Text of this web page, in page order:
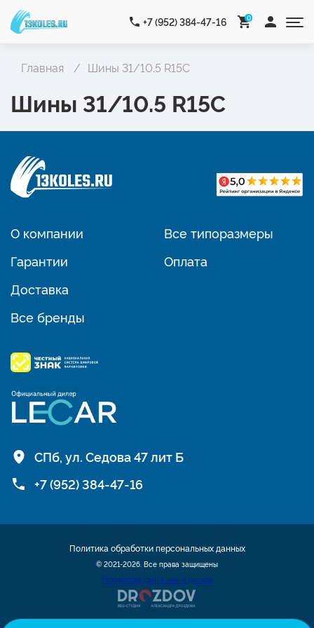
+7 (952) 384-47-16 0
Главная Шины 31/10.5 R15C
Шины 31/10.5 R15C
О компании
Гарантии
Доставка
Все бренды
Все типоразмеры
Оплата
СПб, ул. Седова 47 лит Б
+7 (952) 384-47-16
© 2021-2026. Все права защищены
Разработка сайта шин и дисков
Политика обработки персональных данных